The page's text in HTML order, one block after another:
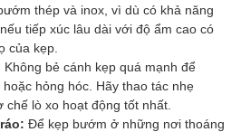
thép và inox, vì dù có khả năng
tiếp xúc lâu dài với độ ẩm cao có
của kẹp.
Không bẻ cánh kẹp quá mạnh để
hỏng hóc. Hãy thao tác nhẹ
chế lò xo hoạt động tốt nhất.
Để kẹp bướm ở những nơi thoáng